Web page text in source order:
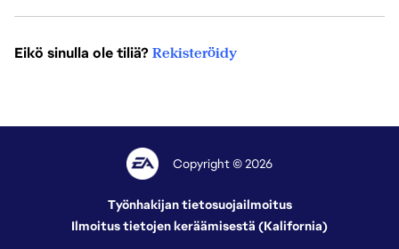
Eikö sinulla ole tiliä? Rekisteröidy
Copyright © 2026
Työnhakijan tietosuojailmoitus
Ilmoitus tietojen keräämisestä (Kalifornia)